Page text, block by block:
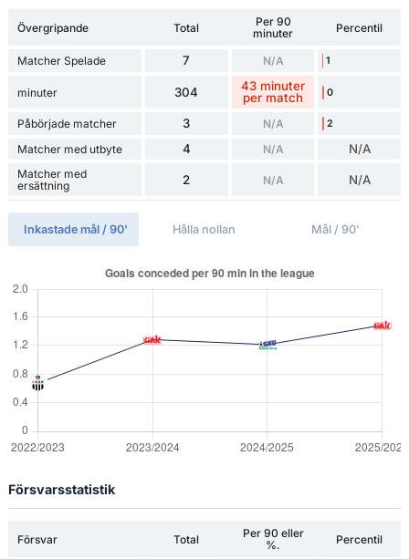
Övergripande Total
Per 90
minuter
Percentil
Matcher Spelade 7 N/A 1
minuter 304
43 minuter
per match
0
Påbörjade matcher 3 N/A 2
Matcher med utbyte 4 N/A N/A
Matcher med
ersättning
2 N/A N/A
Inkastade mål / 90' Hålla nollan Mål / 90'
Försvarsstatistik
Försvar Total
Per 90 eller
%.
Percentil